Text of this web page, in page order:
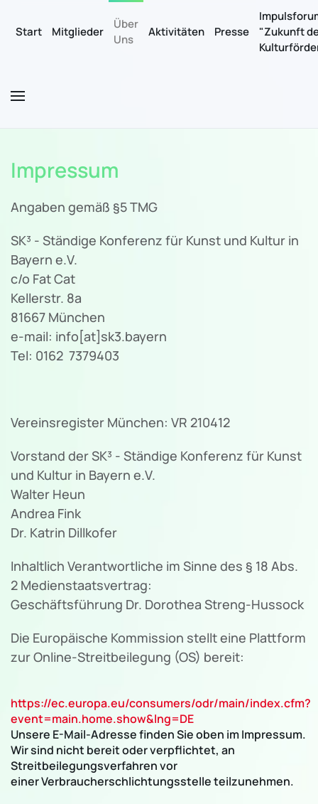
Zum Hauptinhalt springen
Start Mitglieder
Über
Uns
Aktivitäten Presse
"Zukunft
Impressum
Angaben gemäß §5 TMG
SK³ - Ständige Konferenz für Kunst und Kultur in
Bayern e.V.
c/o Fat Cat
Kellerstr. 8a
81667 München
e-mail: info[at]sk3.bayern
Tel: 0162 7379403
Vereinsregister München: VR 210412
Vorstand der SK³ - Ständige Konferenz für Kunst
und Kultur in Bayern e.V.
Walter Heun
Andrea Fink
Dr. Katrin Dillkofer
Inhaltlich Verantwortliche im Sinne des § 18 Abs.
2 Medienstaatsvertrag:
Geschäftsführung Dr. Dorothea Streng-Hussock
Die Europäische Kommission stellt eine Plattform
zur Online-Streitbeilegung (OS) bereit:
https://ec.europa.eu/consumers/odr/main/index.cfm?
event=main.home.show&lng=DE
Unsere E-Mail-Adresse finden Sie oben im Impressum.
Wir sind nicht bereit oder verpflichtet, an
Streitbeilegungsverfahren vor
einer Verbraucherschlichtungsstelle teilzunehmen.